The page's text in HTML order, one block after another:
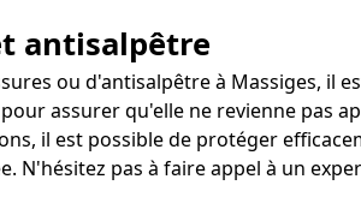
antisalpêtre
ou d'antisalpêtre à Massiges, il
assurer qu'elle ne revienne pas
il est possible de protéger
N'hésitez pas à faire appel à un